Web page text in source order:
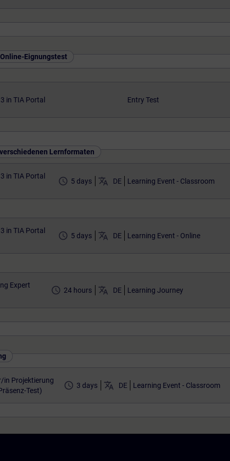
Eignungstest
in TIA Portal Entry Test
Lernformaten
in TIA Portal
access_time 5 days translate DE Learning Event - Classroom
in TIA Portal
access_time 5 days translate DE Learning Event - Online
Expert
access_time 24 hours translate DE Learning Journey
in Projektierung
Test)
access_time 3 days translate DE Learning Event - Classroom